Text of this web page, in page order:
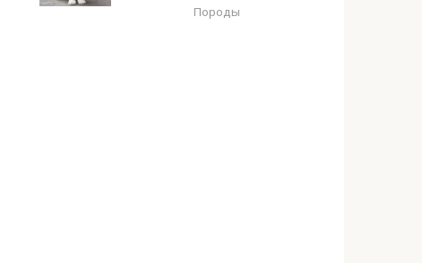
Породы